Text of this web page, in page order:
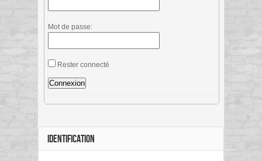
Mot de passe:
Rester connecté
Connexion
IDENTIFICATION